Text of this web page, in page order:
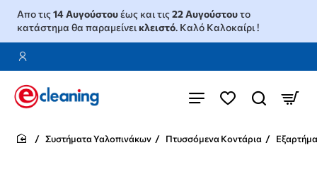
Απο τις14 Αυγούστουέως και τις22 Αυγούστουτο
κατάστημα θα παραμείνεικλειστό. Καλό Καλοκαίρι !
Συστήματα Υαλοπινάκων Πτυσσόμενα Κοντάρια